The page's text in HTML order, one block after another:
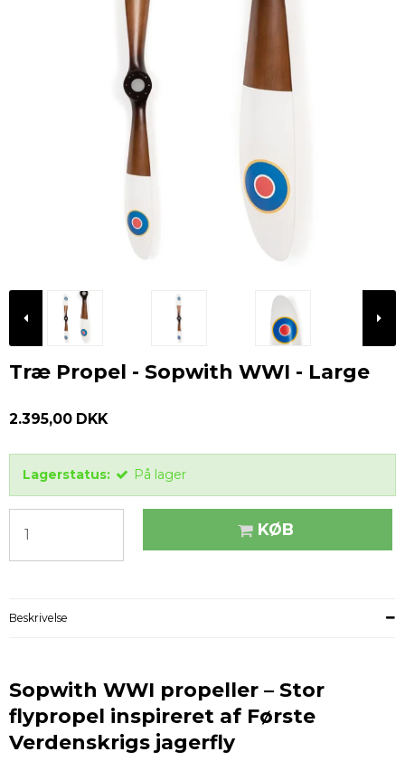
Træ Propel - Sopwith WWI - Large
2.395,00 DKK
Lagerstatus: På lager
KØB
Beskrivelse
Sopwith WWI propeller – Stor
flypropel inspireret af Første
Verdenskrigs jagerfly